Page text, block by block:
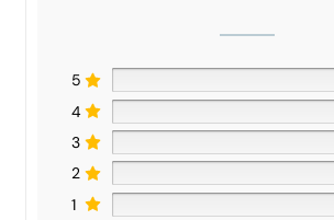
5
4
3
2
1